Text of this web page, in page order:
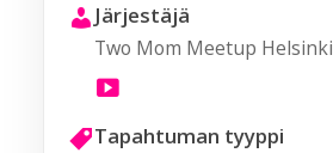
Järjestäjä
Two Mom Meetup Helsinki
Tapahtuman tyyppi